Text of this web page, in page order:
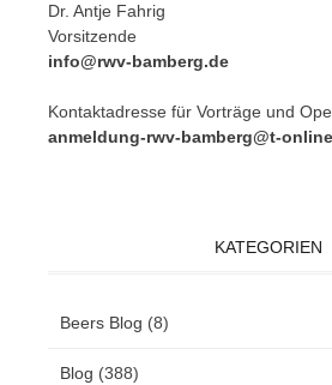
Dr. Ant­je Fahrig
Vorsitzende
info@rwv-bamberg.de
Kon­takt­adres­se für Vor­trä­ge und
anmeldung-rwv-bamberg@t-
KATEGORIEN
Beers Blog (8)
Blog (388)